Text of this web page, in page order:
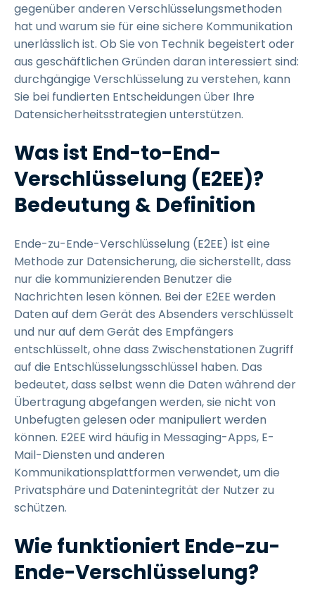
gegenüber anderen Verschlüsselungsmethoden
hat und warum sie für eine sichere Kommunikation
unerlässlich ist. Ob Sie von Technik begeistert oder
aus geschäftlichen Gründen daran interessiert sind:
durchgängige Verschlüsselung zu verstehen, kann
Sie bei fundierten Entscheidungen über Ihre
Datensicherheitsstrategien unterstützen.
Was ist End-to-End-
Verschlüsselung (E2EE)?
Bedeutung & Definition
Ende-zu-Ende-Verschlüsselung (E2EE) ist eine
Methode zur Datensicherung, die sicherstellt, dass
nur die kommunizierenden Benutzer die
Nachrichten lesen können. Bei der E2EE werden
Daten auf dem Gerät des Absenders verschlüsselt
und nur auf dem Gerät des Empfängers
entschlüsselt, ohne dass Zwischenstationen Zugriff
auf die Entschlüsselungsschlüssel haben. Das
bedeutet, dass selbst wenn die Daten während der
Übertragung abgefangen werden, sie nicht von
Unbefugten gelesen oder manipuliert werden
können. E2EE wird häufig in Messaging-Apps, E-
Mail-Diensten und anderen
Kommunikationsplattformen verwendet, um die
Privatsphäre und Datenintegrität der Nutzer zu
schützen.
Wie funktioniert Ende-zu-
Ende-Verschlüsselung?